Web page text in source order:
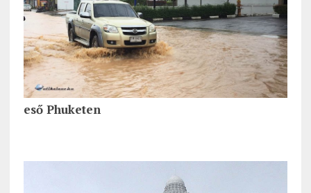
eső Phuketen